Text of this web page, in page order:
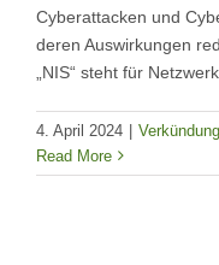
Cyberattacken und
deren Auswirkungen
„NIS“ steht für
4. April 2024 | Verkündung
Read More